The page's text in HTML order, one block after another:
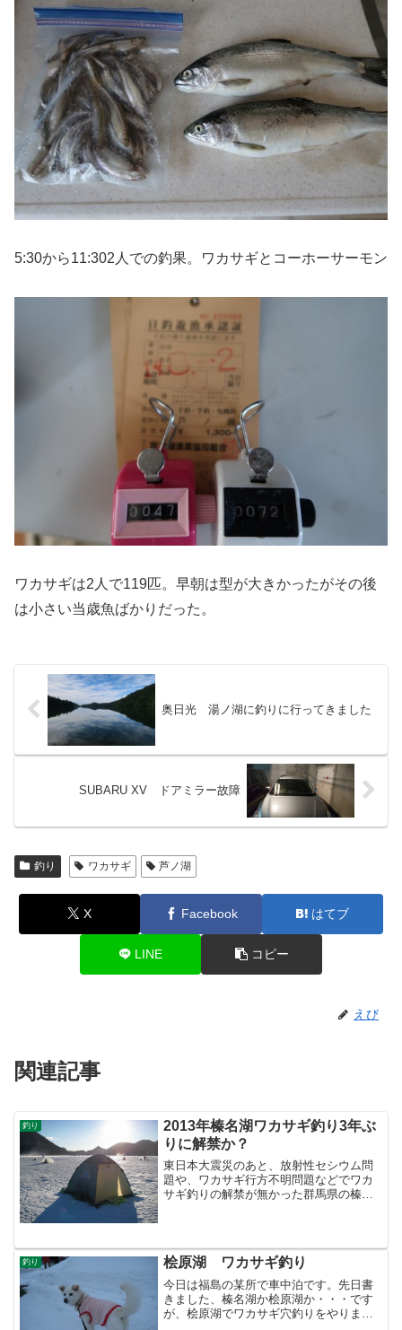
5:30から11:302人での釣果。ワカサギとコーホーサーモン
ワカサギは2人で119匹。早朝は型が大きかったがその後
は小さい当歳魚ばかりだった。
奥日光 湯ノ湖に釣りに行ってきました
SUBARU XV ドアミラー故障
釣り ワカサギ 芦ノ湖
X Facebook はてブ
LINE コピー
えび
関連記事
釣り
2013年榛名湖ワカサギ釣り3年ぶ
りに解禁か？
東日本大震災のあと、放射性セシウム問
題や、ワカサギ行方不明問題などでワカ
サギ釣りの解禁が無かった群馬県の榛名
イトただ、放射...
釣り 桧原湖 ワカサギ釣り
今日は福島の某所で車中泊です。先日書
きました、榛名湖か桧原湖か・・・です
が、桧原湖でワカサギ穴釣りをやりまし